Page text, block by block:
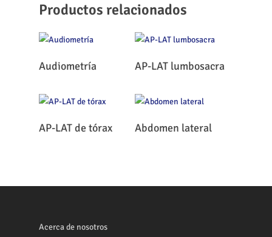
Productos relacionados
Leer Más
Audiometría Leer Más
AP-LAT lumbosacra
Leer Más
AP-LAT de tórax Leer Más
Abdomen lateral
Acerca de nosotros